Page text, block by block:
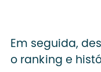
Em seguida,
o ranking e